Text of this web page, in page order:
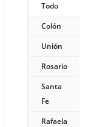
Todo
Colón
Unión
Rosario
Santa
Fe
Rafaela